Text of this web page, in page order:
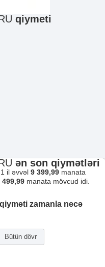
qiymeti
ən son qiymətləri
il əvvəl 9 399,99 manata
499,99 manata mövcud idi.
qiyməti zamanla necə
Bütün dövr